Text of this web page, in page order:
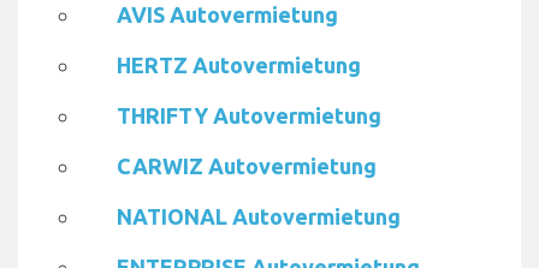
AVIS Autovermietung
HERTZ Autovermietung
THRIFTY Autovermietung
CARWIZ Autovermietung
NATIONAL Autovermietung